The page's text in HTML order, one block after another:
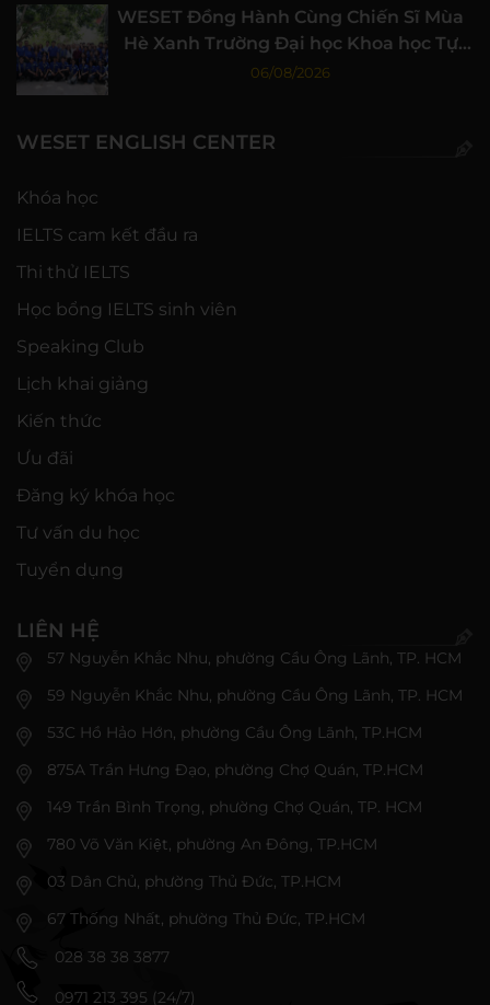
WESET Đồng Hành Cùng Chiến Sĩ Mùa
Hè Xanh Trường Đại học Khoa học Tự
nhiên, ĐHQG-HCM
06/08/2026
WESET ENGLISH CENTER
Khóa học
IELTS cam kết đầu ra
Thi thử IELTS
Học bổng IELTS sinh viên
Speaking Club
Lịch khai giảng
Kiến thức
Ưu đãi
Đăng ký khóa học
Tư vấn du học
Tuyển dụng
LIÊN HỆ
57 Nguyễn Khắc Nhu, phường Cầu Ông Lãnh, TP. HCM
59 Nguyễn Khắc Nhu, phường Cầu Ông Lãnh, TP. HCM
53C Hồ Hảo Hớn, phường Cầu Ông Lãnh, TP.HCM
875A Trần Hưng Đạo, phường Chợ Quán, TP.HCM
149 Trần Bình Trọng, phường Chợ Quán, TP. HCM
780 Võ Văn Kiệt, phường An Đông, TP.HCM
03 Dân Chủ, phường Thủ Đức, TP.HCM
67 Thống Nhất, phường Thủ Đức, TP.HCM
028 38 38 3877
0971 213 395 (24/7)